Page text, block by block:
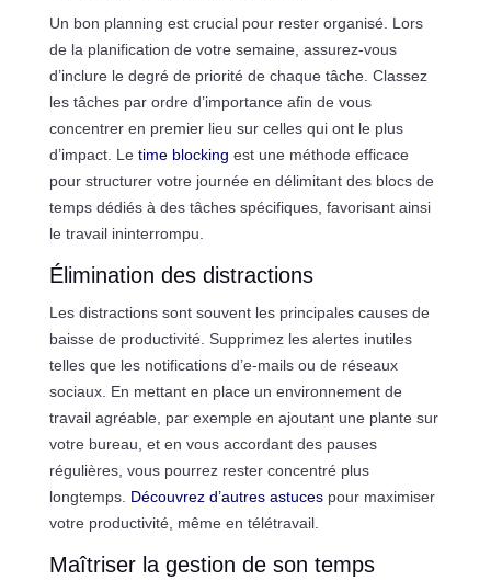
Un bon planning est crucial pour rester organisé. Lors
de la planification de votre semaine, assurez-vous
d’inclure le degré de priorité de chaque tâche. Classez
les tâches par ordre d’importance afin de vous
concentrer en premier lieu sur celles qui ont le plus
d’impact. Le time blocking est une méthode efficace
pour structurer votre journée en délimitant des blocs de
temps dédiés à des tâches spécifiques, favorisant ainsi
le travail ininterrompu.
Élimination des distractions
Les distractions sont souvent les principales causes de
baisse de productivité. Supprimez les alertes inutiles
telles que les notifications d’e-mails ou de réseaux
sociaux. En mettant en place un environnement de
travail agréable, par exemple en ajoutant une plante sur
votre bureau, et en vous accordant des pauses
régulières, vous pourrez rester concentré plus
longtemps. Découvrez d’autres astucespour maximiser
votre productivité, même en télétravail.
Maîtriser la gestion de son temps